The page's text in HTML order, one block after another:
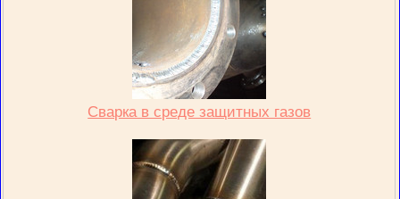
Сварка в среде защитных газов